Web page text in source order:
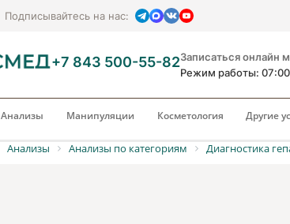
Подписывайтесь на нас:
+7 843 500-55-82Записаться онлайн
Режим работы:
Анализы Манипуляции Косметология Другие
Анализы Анализы по категориям Диагностика